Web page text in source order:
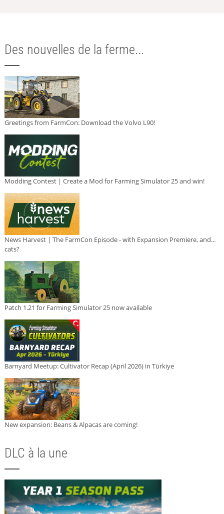
Des nouvelles de la ferme...
Greetings from FarmCon: Download the Volvo L90!
Modding Contest | Create a Mod for Farming Simulator 25 and win!
News Harvest | The FarmCon Episode - with Expansion Premiere, and...
cats?
Patch 1.21 for Farming Simulator 25 now available
Barnyard Meetup: Cultivator Recap (April 2026) in Türkiye
New expansion: Beans & Alpacas are coming!
DLC à la une